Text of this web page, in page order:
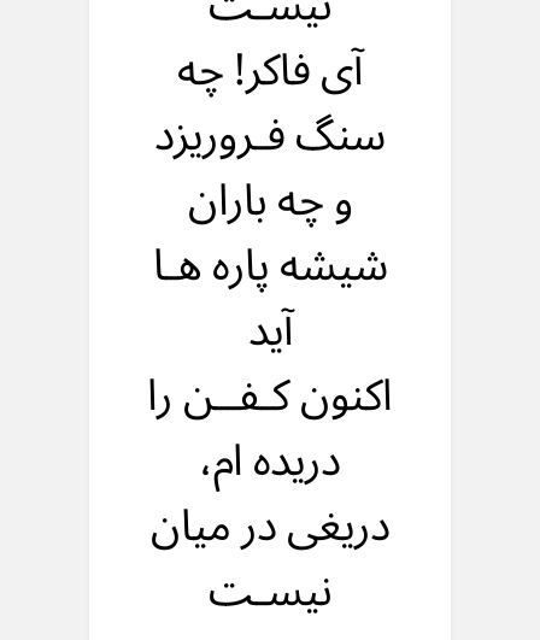
آی فاکر! چه
سنگ فـروریزد
و چه باران
شیشه پاره هـا
آید
اکنون کـفــن را
دریده ام،
دریغی در میان
نیسـت